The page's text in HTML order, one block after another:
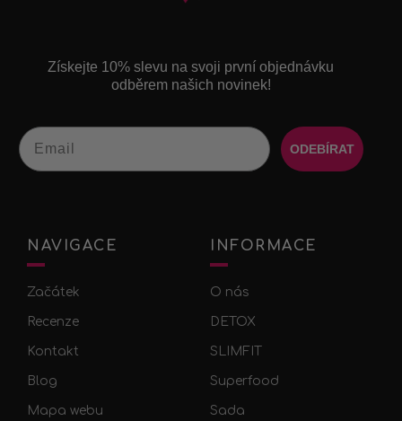
Získejte 10% slevu na svoji první objednávku
odběrem našich novinek!
Email
ODEBÍRAT
NAVIGACE
Začátek
Recenze
Kontakt
Blog
Mapa webu
INFORMACE
O nás
DETOX
SLIMFIT
Superfood
Sada